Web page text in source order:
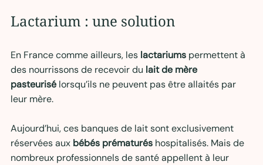
Lactarium : une solution
En France comme ailleurs, les lactariums permettent à
des nourrissons de recevoir du lait de mère
pasteurisé lorsqu’ils ne peuvent pas être allaités par
leur mère.
Aujourd’hui, ces banques de lait sont exclusivement
réservées aux bébés prématurés hospitalisés. Mais de
nombreux professionnels de santé appellent à leur